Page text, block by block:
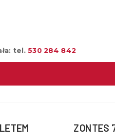
tel.530 284 842
ZONTES